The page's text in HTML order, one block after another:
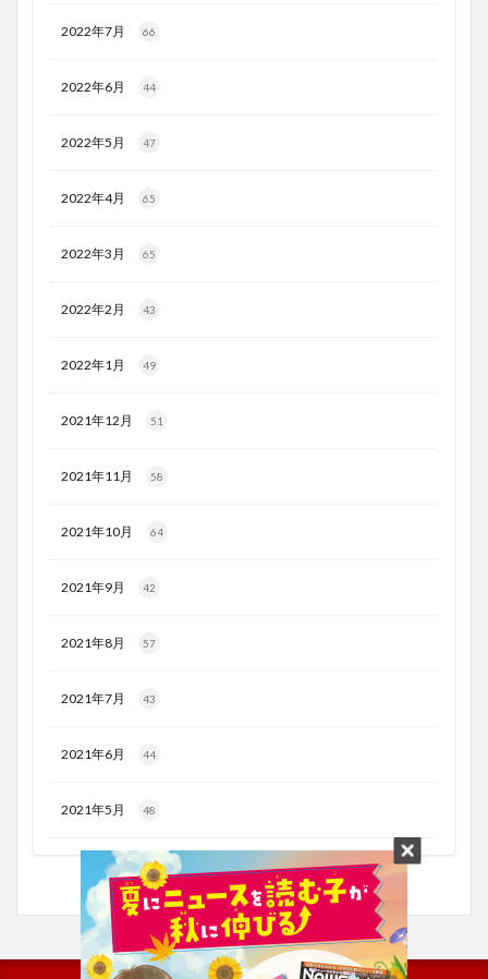
2022年7月 66
2022年6月 44
2022年5月 47
2022年4月 65
2022年3月 65
2022年2月 43
2022年1月 49
2021年12月 51
2021年11月 58
2021年10月 64
2021年9月 42
2021年8月 57
2021年7月 43
2021年6月 44
2021年5月 48